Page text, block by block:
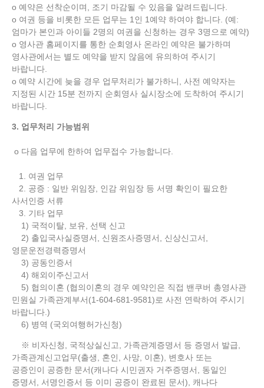
o 예약은 선착순이며, 조기 마감될 수 있음을 알려드립니다.
o 여권 등을 비롯한 모든 업무는 1인 1예약 하여야 합니다. (예:
엄마가 본인과 아이들 2명의 여권을 신청하는 경우 3명으로 예약)
o 영사관 홈페이지를 통한 순회영사 온라인 예약은 불가하며
영사관에서는 별도 예약을 받지 않음에 유의하여 주시기
바랍니다.
o 예약 시간에 늦을 경우 업무처리가 불가하니, 사전 예약자는
지정된 시간 15분 전까지 순회영사 실시장소에 도착하여 주시기
바랍니다.
3. 업무처리 가능범위
o 다음 업무에 한하여 업무접수 가능합니다.
1. 여권 업무
2. 공증 : 일반 위임장, 인감 위임장 등 서명 확인이 필요한
사서인증 서류
3. 기타 업무
1) 국적이탈, 보유, 선택 신고
2) 출입국사실증명서, 신원조사증명서, 신상신고서,
영문운전경력증명서
3) 공동인증서
4) 해외이주신고서
5) 협의이혼 (협의이혼의 경우 예약인은 직접 밴쿠버 총영사관
민원실 가족관계부서(1-604-681-9581)로 사전 연락하여 주시기
바랍니다.)
6) 병역 (국외여행허가신청)
※ 비자신청, 국적상실신고, 가족관계증명서 등 증명서 발급,
가족관계신고업무(출생, 혼인, 사망, 이혼), 변호사 또는
공증인이 공증한 문서(캐나다 시민권자 거주증명서, 동일인
증명서, 서명인증서 등 이미 공증이 완료된 문서), 캐나다